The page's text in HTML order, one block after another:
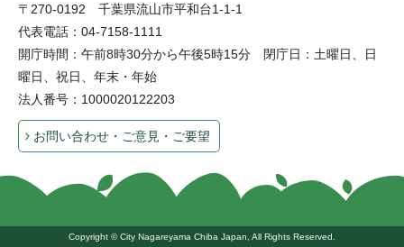
〒270-0192 千葉県流山市平和台1-1-1
代表電話：04-7158-1111
開庁時間：午前8時30分から午後5時15分 閉庁日：土曜日、日
曜日、祝日、年末・年始
法人番号：1000020122203
お問い合わせ・ご意見・ご要望
Copyright © City Nagareyama Chiba Japan, All Rights Reserved.